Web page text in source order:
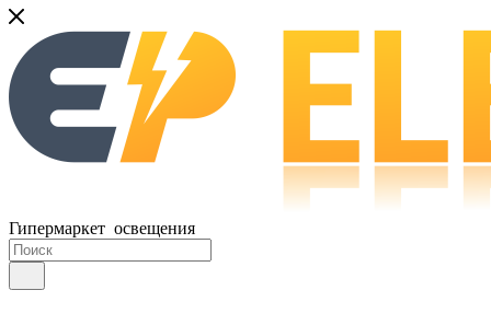
Гипермаркет освещения